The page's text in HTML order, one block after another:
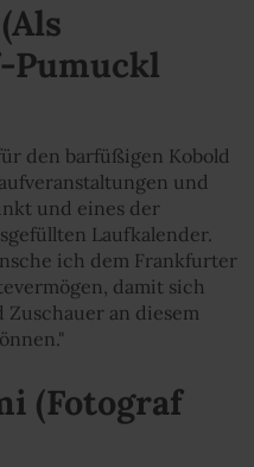
den barfüßigen Kobold
und
und eines der
Laufkalender.
ich dem Frankfurter
damit sich
an diesem
(Fotograf